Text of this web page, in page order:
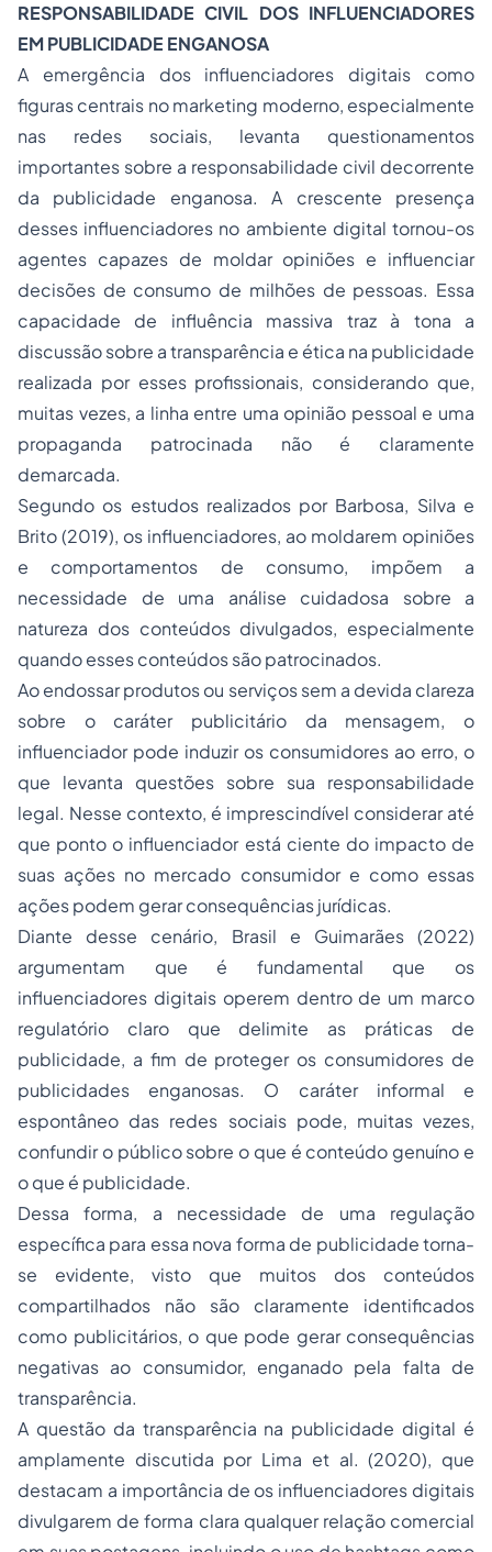
RESPONSABILIDADE CIVIL DOS INFLUENCIADORES
EM PUBLICIDADE ENGANOSA
A emergência dos influenciadores digitais como
figuras centrais no marketing moderno, especialmente
nas redes sociais, levanta questionamentos
importantes sobre a responsabilidade civil decorrente
da publicidade enganosa. A crescente presença
desses influenciadores no ambiente digital tornou-os
agentes capazes de moldar opiniões e influenciar
decisões de consumo de milhões de pessoas. Essa
capacidade de influência massiva traz à tona a
discussão sobre a transparência e ética na publicidade
realizada por esses profissionais, considerando que,
muitas vezes, a linha entre uma opinião pessoal e uma
propaganda patrocinada não é claramente
demarcada.
Segundo os estudos realizados por Barbosa, Silva e
Brito (2019), os influenciadores, ao moldarem opiniões
e comportamentos de consumo, impõem a
necessidade de uma análise cuidadosa sobre a
natureza dos conteúdos divulgados, especialmente
quando esses conteúdos são patrocinados.
Ao endossar produtos ou serviços sem a devida clareza
sobre o caráter publicitário da mensagem, o
influenciador pode induzir os consumidores ao erro, o
que levanta questões sobre sua responsabilidade
legal. Nesse contexto, é imprescindível considerar até
que ponto o influenciador está ciente do impacto de
suas ações no mercado consumidor e como essas
ações podem gerar consequências jurídicas.
Diante desse cenário, Brasil e Guimarães (2022)
argumentam que é fundamental que os
influenciadores digitais operem dentro de um marco
regulatório claro que delimite as práticas de
publicidade, a fim de proteger os consumidores de
publicidades enganosas. O caráter informal e
espontâneo das redes sociais pode, muitas vezes,
confundir o público sobre o que é conteúdo genuíno e
o que é publicidade.
Dessa forma, a necessidade de uma regulação
específica para essa nova forma de publicidade torna-
se evidente, visto que muitos dos conteúdos
compartilhados não são claramente identificados
como publicitários, o que pode gerar consequências
negativas ao consumidor, enganado pela falta de
transparência.
A questão da transparência na publicidade digital é
amplamente discutida por Lima et al. (2020), que
destacam a importância de os influenciadores digitais
divulgarem de forma clara qualquer relação comercial